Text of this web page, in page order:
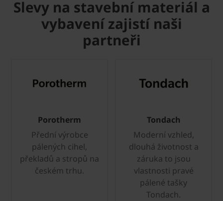
Slevy na stavební materiál a
vybavení zajistí naši
partneři
Porotherm
Přední výrobce
pálených cihel,
překladů a stropů na
českém trhu.
Tondach
Moderní vzhled,
dlouhá životnost a
záruka to jsou
vlastnosti pravé
pálené tašky
Tondach.